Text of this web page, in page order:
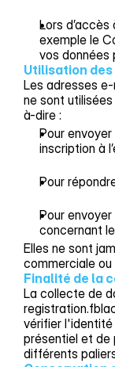
Lors
exemple le
vos données
Utilisation
Les adresses
ne sont
à-dire :
Pour
inscription à
Pour
Pour
concernant
Elles ne sont
commerciale
Finalité de la
La collecte de
vérifier
présentiel et de
différents